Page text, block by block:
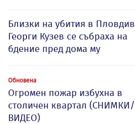
Близки на убития в Пловдив
Георги Кузев се събраха на
бдение пред дома му
Обновена
Огромен пожар избухна в
столичен квартал (СНИМКИ/
ВИДЕО)